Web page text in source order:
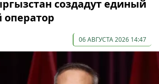
создадут единый
06 АВГУСТА 2026 14:47